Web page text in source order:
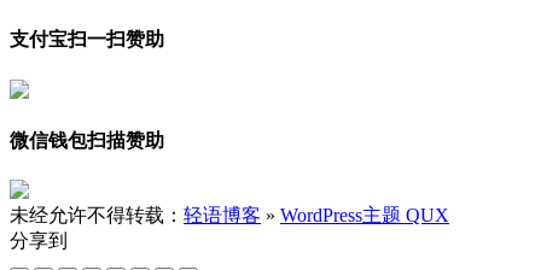
支付宝扫一扫赞助
微信钱包扫描赞助
未经允许不得转载： 轻语博客 » WordPress主题 QUX
分享到